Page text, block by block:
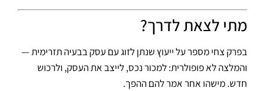
מתי לצאת לדרך?
בפרק צחי מספר על ייעוץ שנתן לזוג עם עסק בבעיה תזרימית —
והמלצה לא פופולרית: למכור נכס, לייצב את העסק, ולרכוש
חדש. מישהו אחר אמר להם ההפך.